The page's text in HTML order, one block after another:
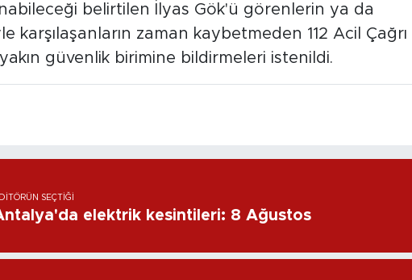
belirtilen İlyas Gök'ü görenlerin ya da
karşılaşanların zaman kaybetmeden 112 Acil Çağrı
güvenlik birimine bildirmeleri istenildi.
SEÇTIĞI
elektrik kesintileri: 8 Ağustos